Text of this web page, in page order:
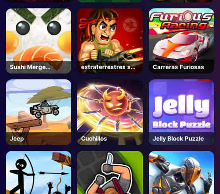
Seúl
Sushi Merge
Master
extraterrestres se
fueron salvajes
Carreras Furiosas
Jeep Cuchillos Jelly Block Puzzle